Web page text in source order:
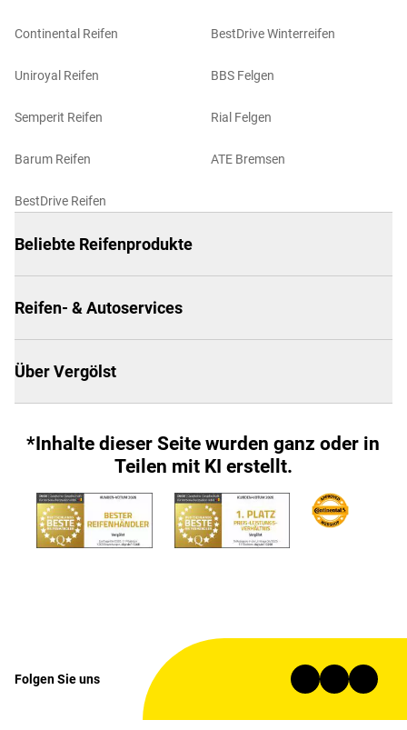
Continental Reifen
Uniroyal Reifen
Semperit Reifen
Barum Reifen
BestDrive Reifen
BestDrive Winterreifen
BBS Felgen
Rial Felgen
ATE Bremsen
Beliebte Reifenprodukte
Reifen- & Autoservices
Über Vergölst
*Inhalte dieser Seite wurden ganz oder in
Teilen mit KI erstellt.
Folgen Sie uns